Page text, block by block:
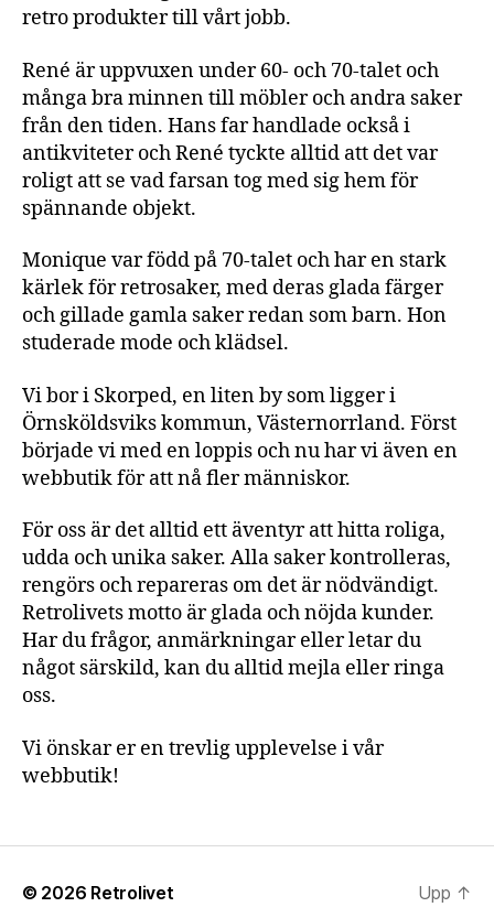
retro produkter till vårt jobb.
René är uppvuxen under 60- och 70-talet och
många bra minnen till möbler och andra saker
från den tiden. Hans far handlade också i
antikviteter och René tyckte alltid att det var
roligt att se vad farsan tog med sig hem för
spännande objekt.
Monique var född på 70-talet och har en stark
kärlek för retrosaker, med deras glada färger
och gillade gamla saker redan som barn. Hon
studerade mode och klädsel.
Vi bor i Skorped, en liten by som ligger i
Örnsköldsviks kommun, Västernorrland. Först
började vi med en loppis och nu har vi även en
webbutik för att nå fler människor.
För oss är det alltid ett äventyr att hitta roliga,
udda och unika saker. Alla saker kontrolleras,
rengörs och repareras om det är nödvändigt.
Retrolivets motto är glada och nöjda kunder.
Har du frågor, anmärkningar eller letar du
något särskild, kan du alltid mejla eller ringa
oss.
Vi önskar er en trevlig upplevelse i vår
webbutik!
© 2026 Retrolivet Upp ↑